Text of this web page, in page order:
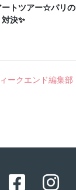
ートツアー☆パリの
決✨
ークエンド編集部